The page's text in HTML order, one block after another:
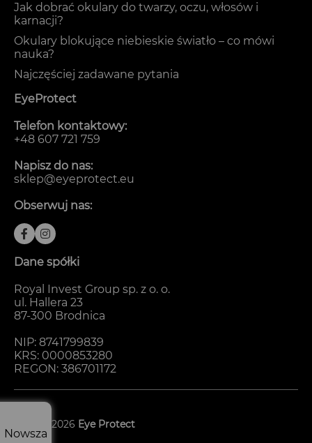
Nowsza
Jak dobrać okulary do twarzy, oczu, włosów i
karnacji?
Okulary blokujące niebieskie światło – co mówi
nauka?
Najczęściej zadawane pytania
EyeProtect
Telefon kontaktowy:
+48 607 721 759
Napisz do nas:
sklep@eyeprotect.eu
Obserwuj nas:
Dane spółki
Royal Invest Group sp. z o. o.
ul. Hallera 23
87-300 Brodnica
NIP: 8741799839
KRS: 0000853280
REGON: 386701172
© 2024-2026 Eye Protect